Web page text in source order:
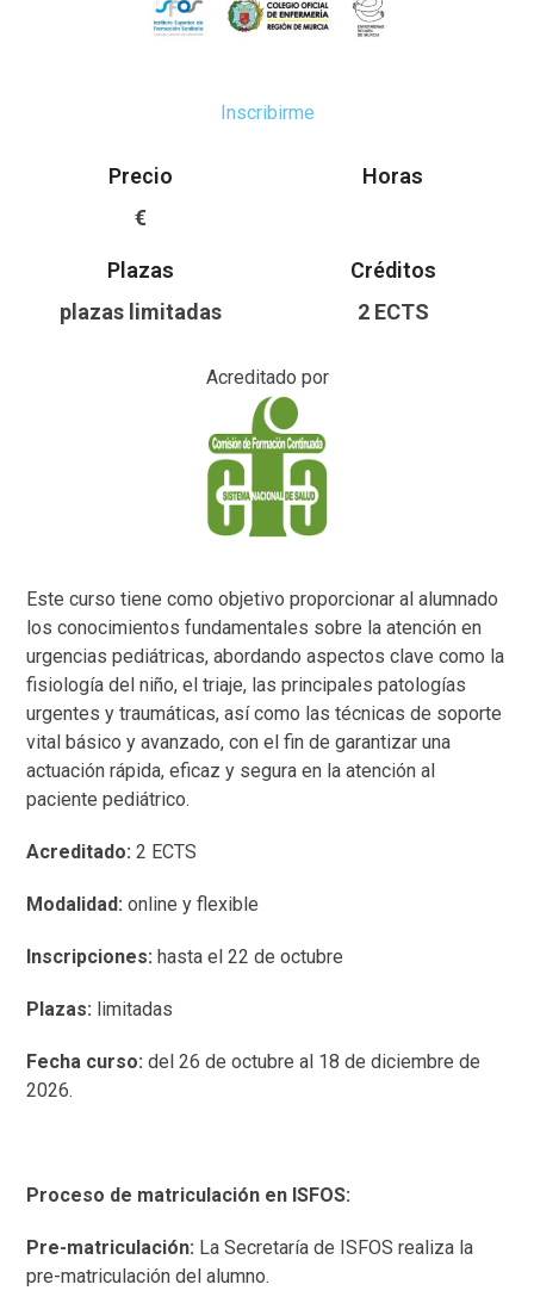
Inscribirme
Precio
€
Horas
Plazas
plazas limitadas
Créditos
2 ECTS
Acreditado por
Este curso tiene como objetivo proporcionar al alumnado
los conocimientos fundamentales sobre la atención en
urgencias pediátricas, abordando aspectos clave como la
fisiología del niño, el triaje, las principales patologías
urgentes y traumáticas, así como las técnicas de soporte
vital básico y avanzado, con el fin de garantizar una
actuación rápida, eficaz y segura en la atención al
paciente pediátrico.
Acreditado: 2 ECTS
Modalidad: online y flexible
Inscripciones: hasta el 22 de octubre
Plazas: limitadas
Fecha curso: del 26 de octubre al 18 de diciembre de
2026.
Proceso de matriculación en ISFOS:
Pre-matriculación: La Secretaría de ISFOS realiza la
pre-matriculación del alumno.